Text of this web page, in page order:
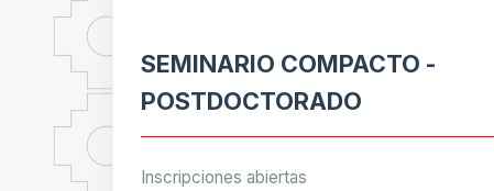
SEMINARIO COMPACTO -
POSTDOCTORADO
Inscripciones abiertas